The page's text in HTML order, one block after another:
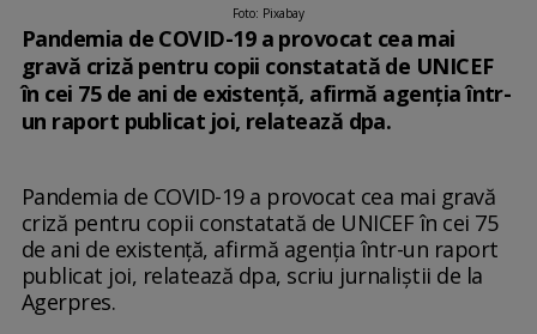
Foto: Pixabay
Pandemia de COVID-19 a provocat cea mai
gravă criză pentru copii constatată de UNICEF
în cei 75 de ani de existenţă, afirmă agenţia într-
un raport publicat joi, relatează dpa.
Pandemia de COVID-19 a provocat cea mai gravă
criză pentru copii constatată de UNICEF în cei 75
de ani de existenţă, afirmă agenţia într-un raport
publicat joi, relatează dpa, scriu jurnaliștii de la
Agerpres.